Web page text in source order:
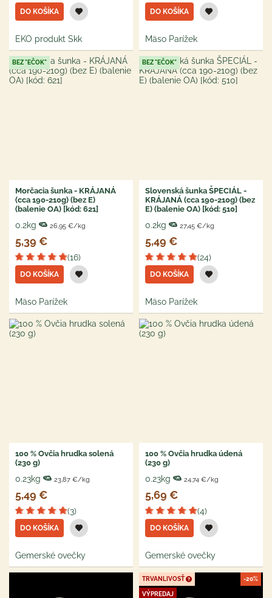
DO KOŠÍKA
EKO produkt Skk
DO KOŠÍKA
Mäso Parížek
BEZ "EČOK"
Morčacia šunka - KRÁJANÁ
(cca 190-210g) (bez E)
(balenie OA) [kód: 621]
0.2kg 26,95 €/kg
5,39 €
(16)
DO KOŠÍKA
Mäso Parížek
BEZ "EČOK"
Slovenská šunka ŠPECIÁL -
KRÁJANÁ (cca 190-210g) (bez
E) (balenie OA) [kód: 510]
0.2kg 27,45 €/kg
5,49 €
(24)
DO KOŠÍKA
Mäso Parížek
100 % Ovčia hrudka solená
(230 g)
0.23kg 23,87 €/kg
5,49 €
(3)
DO KOŠÍKA
Gemerské ovečky
100 % Ovčia hrudka údená
(230 g)
0.23kg 24,74 €/kg
5,69 €
(4)
DO KOŠÍKA
Gemerské ovečky
-20%
TRVANLIVOSŤ
VÝPREDAJ